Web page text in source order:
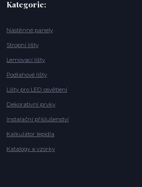
Kategorie:
Nástěnné panely
Stropní lišty
Lemovací lišty
Podlahové lišty
Lišty pro LED osvětlení
Dekorativní prvky
Instalační příslušenství
Kalkulátor lepidla
Katalogy a vzorky